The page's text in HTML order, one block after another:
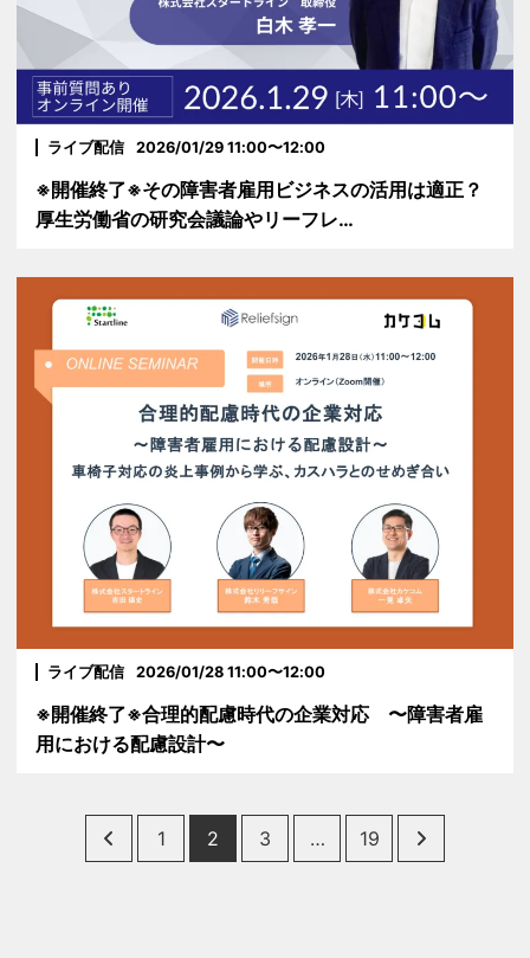
ライブ配信 2026/01/29 11:00〜12:00
※開催終了※その障害者雇用ビジネスの活用は適正？
厚生労働省の研究会議論やリーフレ…
ライブ配信 2026/01/28 11:00〜12:00
※開催終了※合理的配慮時代の企業対応 〜障害者雇
用における配慮設計〜
1 2 3 … 19